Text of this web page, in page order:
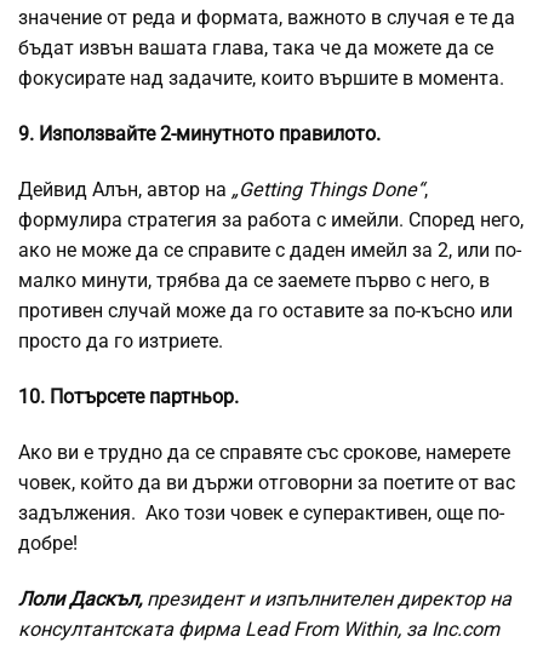
значение от реда и формата, важното в случая е те да
бъдат извън вашата глава, така че да можете да се
фокусирате над задачите, които вършите в момента.
9. Използвайте 2-минутното правилото.
Дейвид Алън, автор на „Getting Things Done“,
формулира стратегия за работа с имейли. Според него,
ако не може да се справите с даден имейл за 2, или по-
малко минути, трябва да се заемете първо с него, в
противен случай може да го оставите за по-късно или
просто да го изтриете.
10. Потърсете партньор.
Ако ви е трудно да се справяте със срокове, намерете
човек, който да ви държи отговорни за поетите от вас
задължения. Ако този човек е суперактивен, още по-
добре!
Лоли Даскъл,президент и изпълнителен директор на
консултантската фирма Lead From Within, за Inc.com